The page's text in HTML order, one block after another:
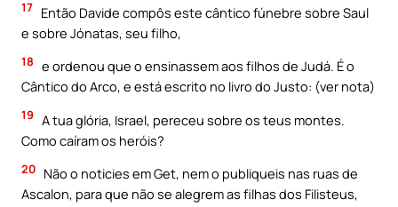
17 Então Davide compôs este cântico fúnebre sobre Saul
e sobre Jónatas, seu filho,
18 e ordenou que o ensinassem aos filhos de Judá. É o
Cântico do Arco, e está escrito no livro do Justo: (ver nota)
19 A tua glória, Israel, pereceu sobre os teus montes.
Como caíram os heróis?
20 Não o noticies em Get, nem o publiqueis nas ruas de
Ascalon, para que não se alegrem as filhas dos Filisteus,